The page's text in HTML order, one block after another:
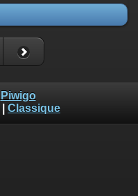
Piwigo
Classique